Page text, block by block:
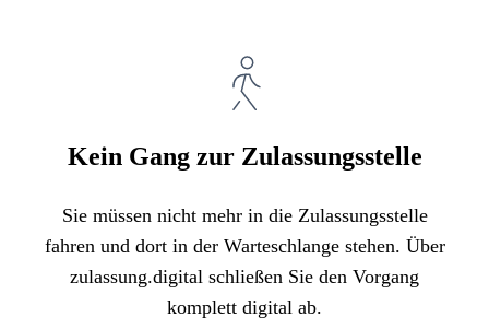
Kein Gang zur Zulassungsstelle
Sie müssen nicht mehr in die Zulassungsstelle
fahren und dort in der Warteschlange stehen. Über
zulassung.digital schließen Sie den Vorgang
komplett digital ab.